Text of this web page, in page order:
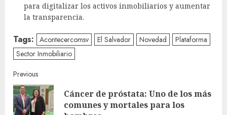
para digitalizar los activos inmobiliarios y aumentar
la transparencia.
Tags: Acontecercomsv El Salvador Novedad
Plataforma
Sector Inmobiliario
Continue
Reading
Previous
Cáncer de próstata: Uno de los más
comunes y mortales para los